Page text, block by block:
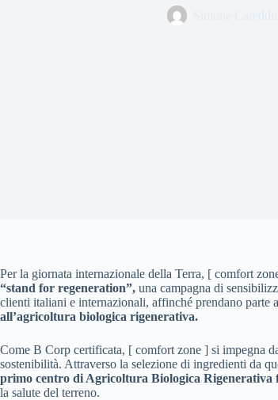
Per la giornata internazionale della Terra, [ comfort
“stand for regeneration”, una campagna di
clienti italiani e internazionali, affinché prendano
all’agricoltura biologica rigenerativa.
Come B Corp certificata, [ comfort zone ] si impegna
sostenibilità. Attraverso la selezione di ingredienti da
primo centro di Agricoltura Biologica Rigenerativa
la salute del terreno.